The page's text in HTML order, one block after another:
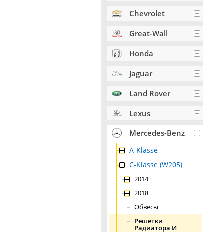
Chevrolet
Great-Wall
Honda
Jaguar
Land Rover
Lexus
Mercedes-Benz
A-Klasse
C-Klasse (W205)
2014
2018
Обвесы
Решетки
Радиатора И